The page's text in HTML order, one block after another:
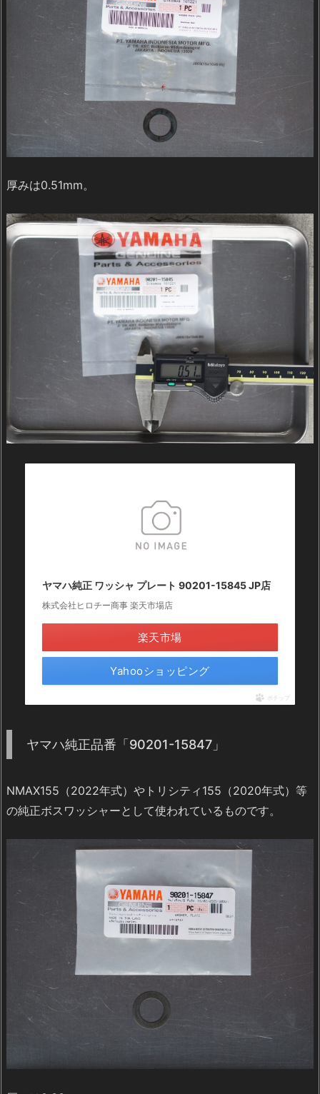
厚みは0.51mm。
ヤマハ純正 ワッシャ プレート 90201-15845 JP店
株式会社ヒロチー商事 楽天市場店
楽天市場
Yahooショッピング
ポチップ
ヤマハ純正品番「90201-15847」
NMAX155（2022年式）やトリシティ155（2020年式）等
の純正ボスワッシャーとして使われているものです。